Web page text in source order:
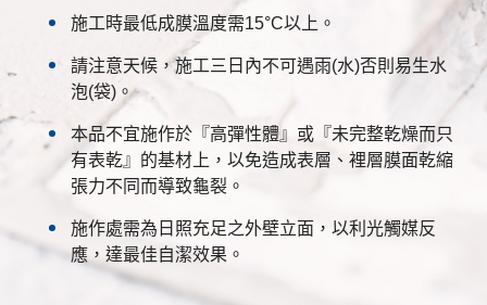
施工時最低成膜溫度需15°C以上。
請注意天候，施工三日內不可遇雨(水)否則易生水
泡(袋)。
本品不宜施作於『高彈性體』或『未完整乾燥而只
有表乾』的基材上，以免造成表層、裡層膜面乾縮
張力不同而導致龜裂。
施作處需為日照充足之外壁立面，以利光觸媒反
應，達最佳自潔效果。